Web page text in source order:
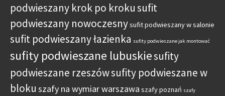
podwieszany krok po krokusufit
podwieszany nowoczesnysufit podwieszany w salonie
sufit podwieszany łazienka sufity podwieszane jak montować
sufity podwieszane lubuskiesufity
podwieszane rzeszówsufity podwieszane w
bloku szafy na wymiar warszawa szafy poznań szafy